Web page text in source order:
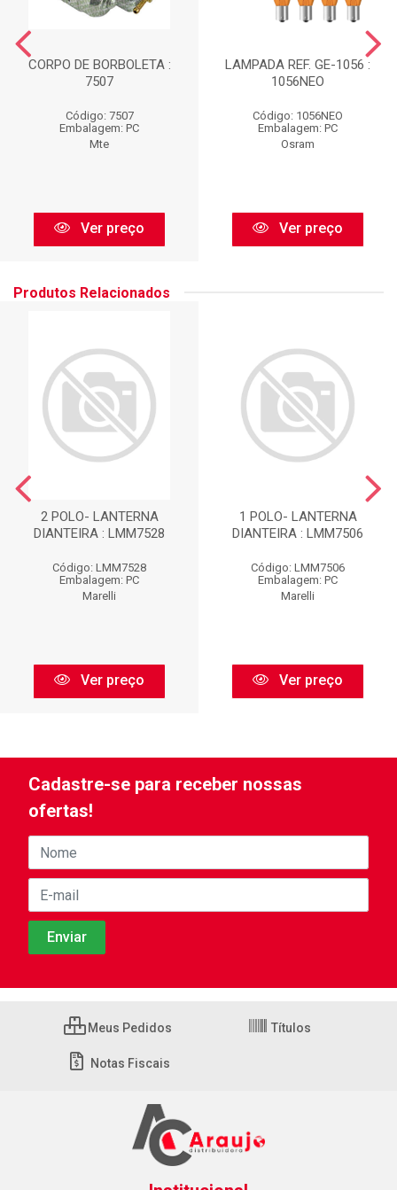
CORPO DE BORBOLETA :
7507
Código: 7507
Embalagem: PC
Mte
Ver preço
LAMPADA REF. GE-1056 :
1056NEO
Código: 1056NEO
Embalagem: PC
Osram
Ver preço
Produtos Relacionados
2 POLO- LANTERNA
DIANTEIRA : LMM7528
Código: LMM7528
Embalagem: PC
Marelli
Ver preço
1 POLO- LANTERNA
DIANTEIRA : LMM7506
Código: LMM7506
Embalagem: PC
Marelli
Ver preço
Cadastre-se para receber nossas
ofertas!
Meus Pedidos Títulos
Notas Fiscais